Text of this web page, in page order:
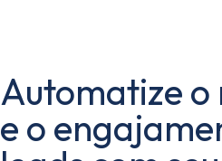
Automatize
e o